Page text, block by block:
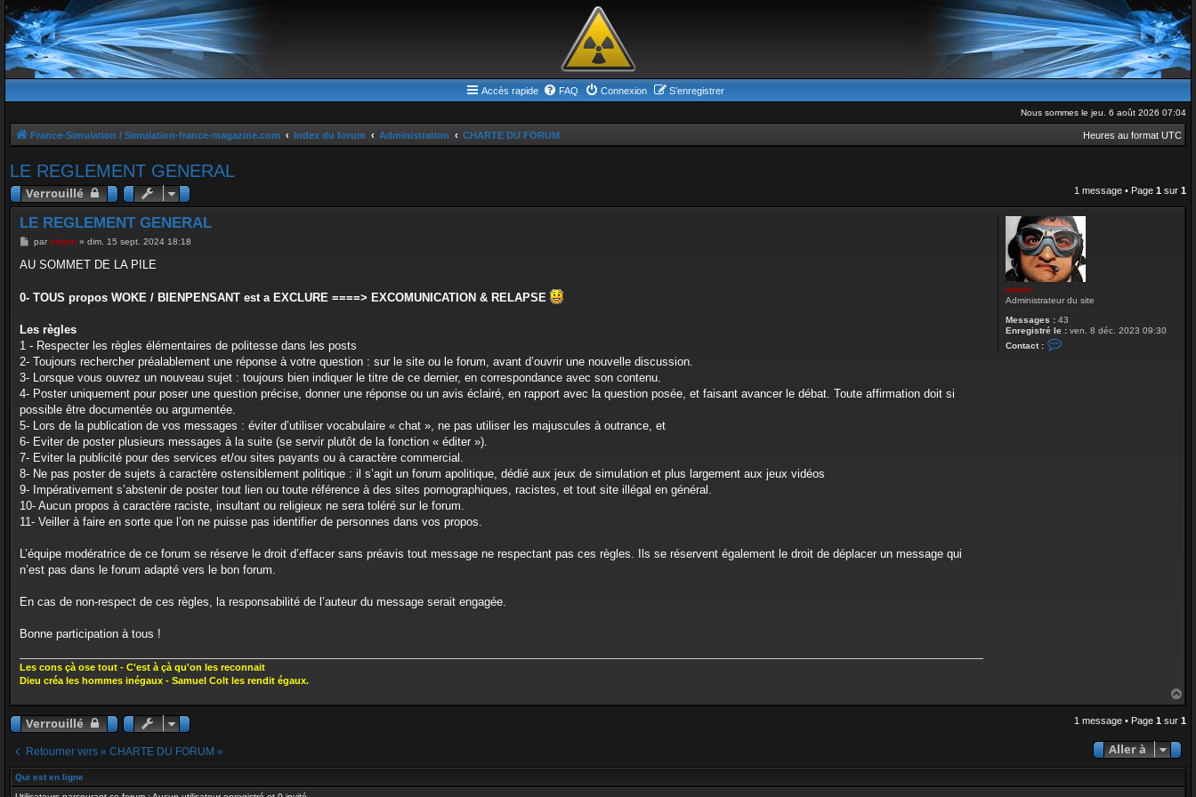
Accès rapide FAQ Connexion S’enregistrer
Nous sommes le jeu. 6 août 2026 07:04
France-Simulation / Simulation-france-magazine.com Index du forum Administration CHARTE DU FORUM Heures au format UTC
LE REGLEMENT GENERAL
Verrouillé 1 message • Page 1 sur 1
admin
Administrateur du site
Messages : 43
Enregistré le : ven. 8 déc. 2023 09:30
Contact :
LE REGLEMENT GENERAL
M
s
g
par admin» dim. 15 sept. 2024 18:18
AU SOMMET DE LA PILE
0- TOUS propos WOKE / BIENPENSANT est a EXCLURE ====> EXCOMUNICATION & RELAPSE
Les règles
1 - Respecter les règles élémentaires de politesse dans les posts
2- Toujours rechercher préalablement une réponse à votre question : sur le site ou le forum, avant d’ouvrir une nouvelle discussion.
3- Lorsque vous ouvrez un nouveau sujet : toujours bien indiquer le titre de ce dernier, en correspondance avec son contenu.
4- Poster uniquement pour poser une question précise, donner une réponse ou un avis éclairé, en rapport avec la question posée, et faisant avancer le débat. Toute affirmation doit si
possible être documentée ou argumentée.
5- Lors de la publication de vos messages : éviter d’utiliser vocabulaire « chat », ne pas utiliser les majuscules à outrance, et
6- Eviter de poster plusieurs messages à la suite (se servir plutôt de la fonction « éditer »).
7- Eviter la publicité pour des services et/ou sites payants ou à caractère commercial.
8- Ne pas poster de sujets à caractère ostensiblement politique : il s’agit un forum apolitique, dédié aux jeux de simulation et plus largement aux jeux vidéos
9- Impérativement s’abstenir de poster tout lien ou toute référence à des sites pornographiques, racistes, et tout site illégal en général.
10- Aucun propos à caractère raciste, insultant ou religieux ne sera toléré sur le forum.
11- Veiller à faire en sorte que l’on ne puisse pas identifier de personnes dans vos propos.
L’équipe modératrice de ce forum se réserve le droit d’effacer sans préavis tout message ne respectant pas ces règles. Ils se réservent également le droit de déplacer un message qui
n’est pas dans le forum adapté vers le bon forum.
En cas de non-respect de ces règles, la responsabilité de l’auteur du message serait engagée.
Bonne participation à tous !
Les cons çà ose tout - C'est à çà qu'on les reconnait
Dieu créa les hommes inégaux - Samuel Colt les rendit égaux.
a
Verrouillé 1 message • Page 1 sur 1
Retourner vers « CHARTE DU FORUM » Aller à
Qui est en ligne